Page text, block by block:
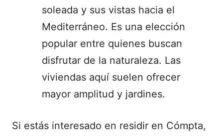
soleada y sus vistas hacia el
Mediterráneo. Es una elección
popular entre quienes buscan
disfrutar de la naturaleza. Las
viviendas aquí suelen ofrecer
mayor amplitud y jardines.
Si estás interesado en residir en Cómpta,